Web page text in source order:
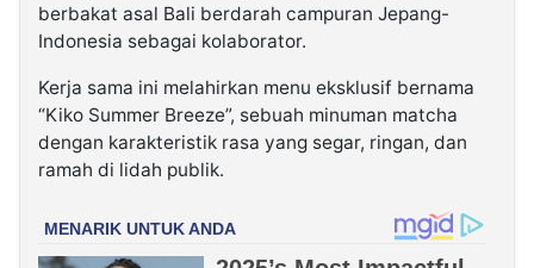
berbakat asal Bali berdarah campuran Jepang-
Indonesia sebagai kolaborator.
Kerja sama ini melahirkan menu eksklusif bernama
“Kiko Summer Breeze”, sebuah minuman matcha
dengan karakteristik rasa yang segar, ringan, dan
ramah di lidah publik.